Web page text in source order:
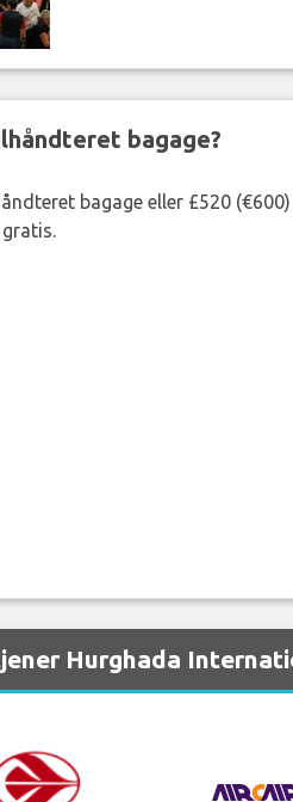
bagage?
bagage eller £520
Hurghada